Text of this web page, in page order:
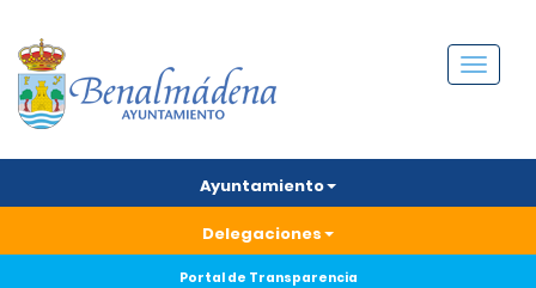
Menú
Ayuntamiento
Delegaciones
Portal de Transparencia